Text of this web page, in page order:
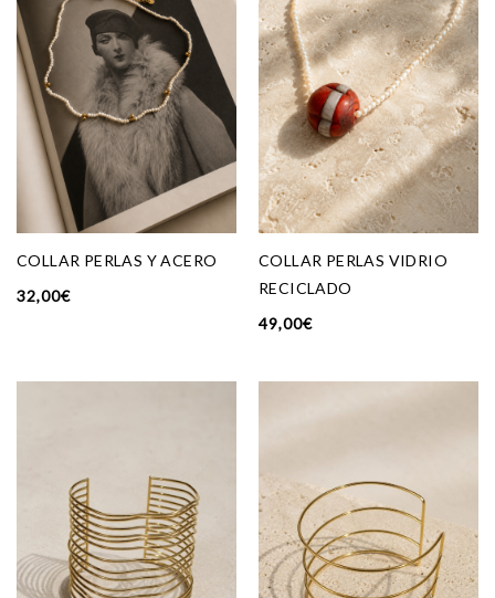
COLLAR PERLAS Y ACERO
32,00€
COLLAR PERLAS VIDRIO
RECICLADO
49,00€
ENVIAR